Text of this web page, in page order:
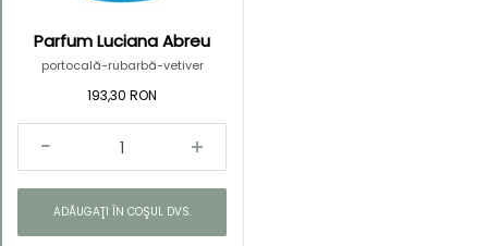
Parfum Luciana Abreu
portocală-rubarbă-vetiver
193,30 RON
ADĂUGAŢI ÎN COŞUL DVS.
Kategorie